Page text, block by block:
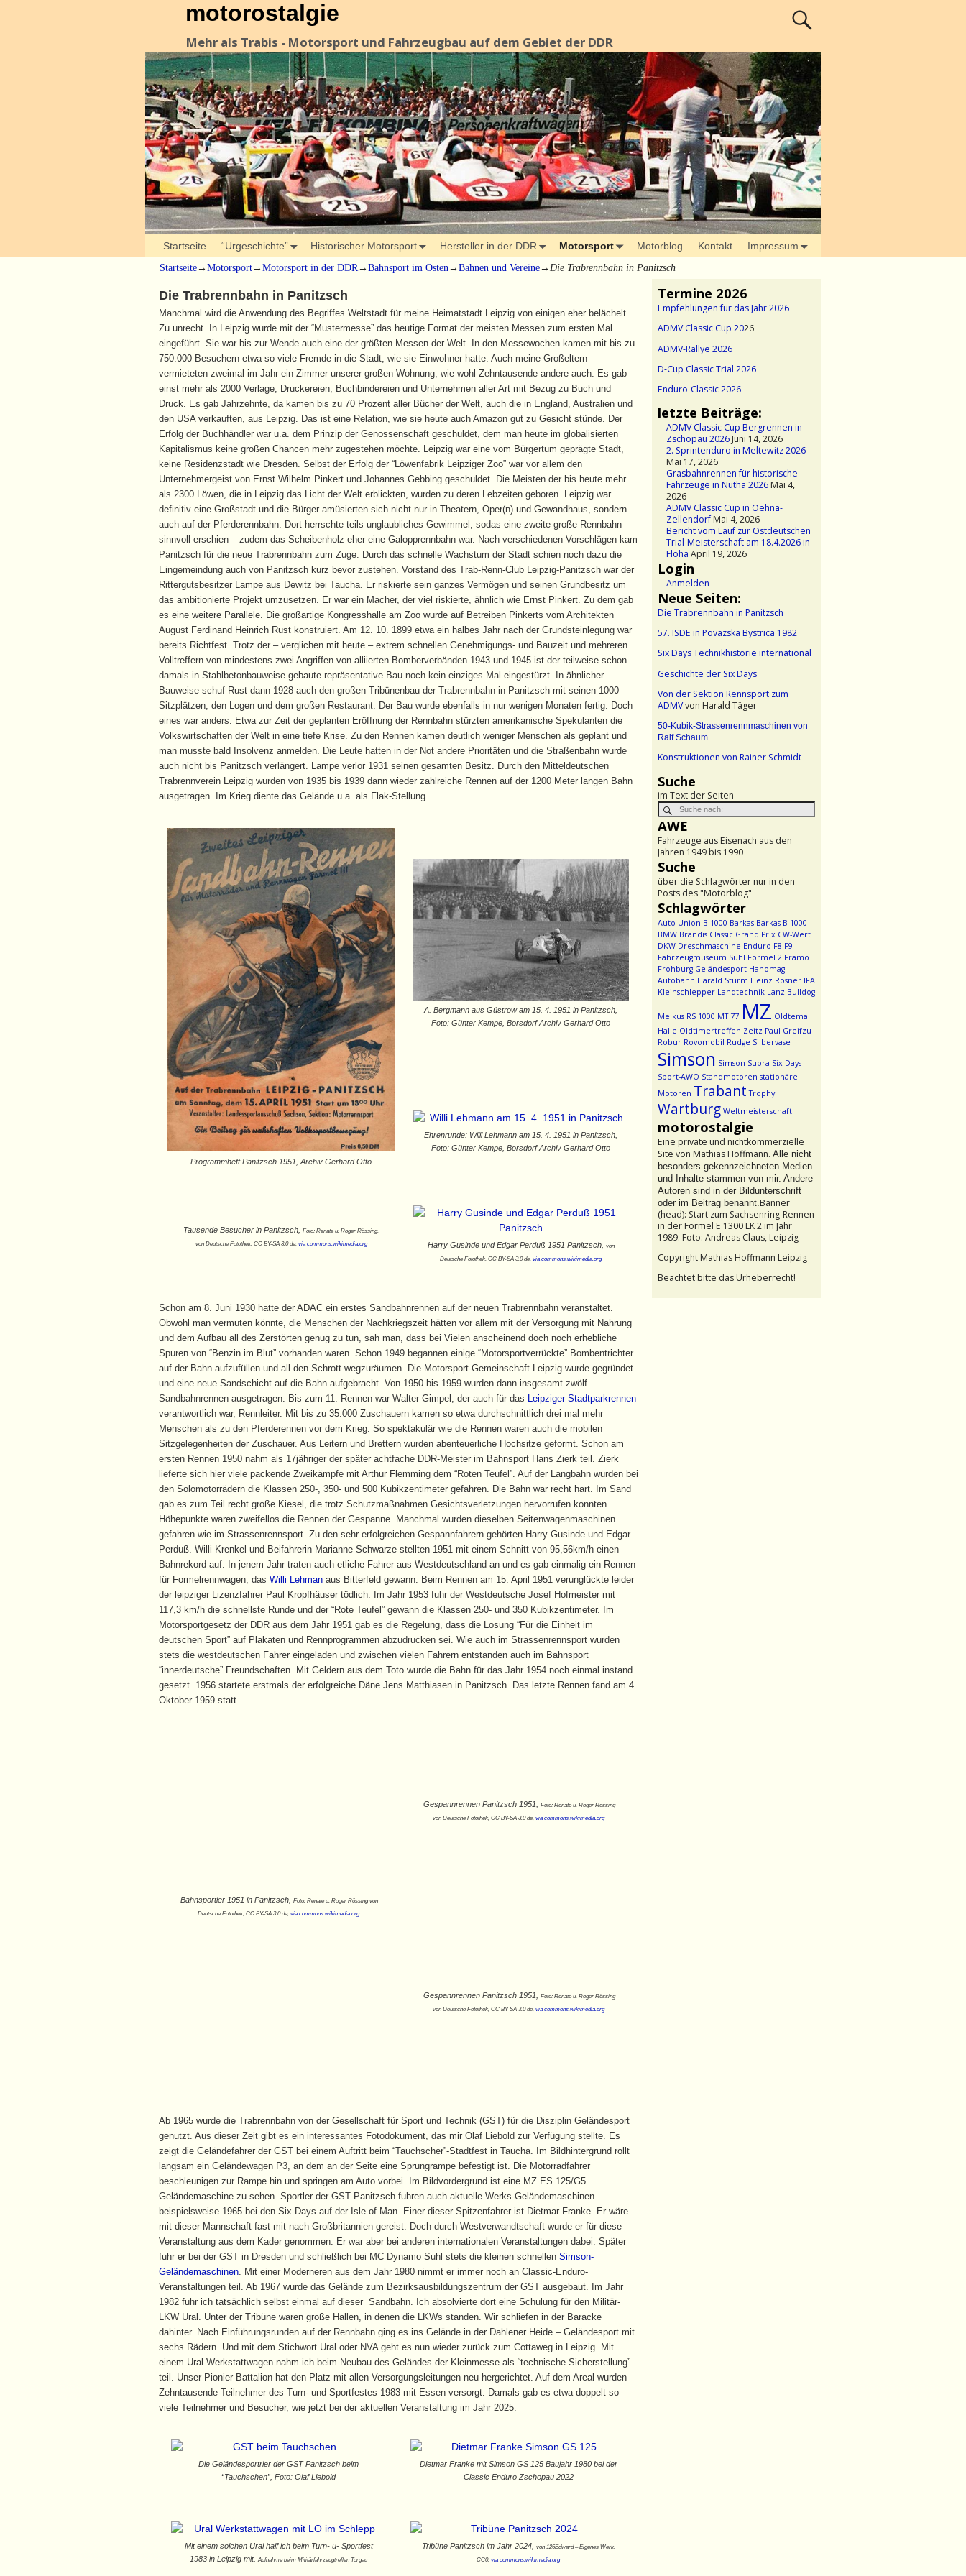
motorostalgie
Mehr als Trabis - Motorsport und Fahrzeugbau auf dem Gebiet der DDR
Startseite “Urgeschichte” Historischer Motorsport Hersteller in der DDR Motorsport Motorblog Kontakt Impressum
Startseite→ Motorsport→ Motorsport in der DDR→ Bahnsport im Osten→ Bahnen und Vereine→ Die Trabrennbahn in Panitzsch
Die Trabrennbahn in Panitzsch
Manchmal wird die Anwendung des Begriffes Weltstadt für meine Heimatstadt Leipzig von einigen eher belächelt.
Zu unrecht. In Leipzig wurde mit der “Mustermesse” das heutige Format der meisten Messen zum ersten Mal
eingeführt. Sie war bis zur Wende auch eine der größten Messen der Welt. In den Messewochen kamen mit bis zu
750.000 Besuchern etwa so viele Fremde in die Stadt, wie sie Einwohner hatte. Auch meine Großeltern
vermieteten zweimal im Jahr ein Zimmer unserer großen Wohnung, wie wohl Zehntausende andere auch. Es gab
einst mehr als 2000 Verlage, Druckereien, Buchbindereien und Unternehmen aller Art mit Bezug zu Buch und
Druck. Es gab Jahrzehnte, da kamen bis zu 70 Prozent aller Bücher der Welt, auch die in England, Australien und
den USA verkauften, aus Leipzig. Das ist eine Relation, wie sie heute auch Amazon gut zu Gesicht stünde. Der
Erfolg der Buchhändler war u.a. dem Prinzip der Genossenschaft geschuldet, dem man heute im globalisierten
Kapitalismus keine großen Chancen mehr zugestehen möchte. Leipzig war eine vom Bürgertum geprägte Stadt,
keine Residenzstadt wie Dresden. Selbst der Erfolg der “Löwenfabrik Leipziger Zoo” war vor allem den
Unternehmergeist von Ernst Wilhelm Pinkert und Johannes Gebbing geschuldet. Die Meisten der bis heute mehr
als 2300 Löwen, die in Leipzig das Licht der Welt erblickten, wurden zu deren Lebzeiten geboren. Leipzig war
definitiv eine Großstadt und die Bürger amüsierten sich nicht nur in Theatern, Oper(n) und Gewandhaus, sondern
auch auf der Pferderennbahn. Dort herrschte teils unglaubliches Gewimmel, sodas eine zweite große Rennbahn
sinnvoll erschien – zudem das Scheibenholz eher eine Galopprennbahn war. Nach verschiedenen Vorschlägen kam
Panitzsch für die neue Trabrennbahn zum Zuge. Durch das schnelle Wachstum der Stadt schien noch dazu die
Eingemeindung auch von Panitzsch kurz bevor zustehen. Vorstand des Trab-Renn-Club Leipzig-Panitzsch war der
Rittergutsbesitzer Lampe aus Dewitz bei Taucha. Er riskierte sein ganzes Vermögen und seinen Grundbesitz um
das ambitionierte Projekt umzusetzen. Er war ein Macher, der viel riskierte, ähnlich wie Ernst Pinkert. Zu dem gab
es eine weitere Parallele. Die großartige Kongresshalle am Zoo wurde auf Betreiben Pinkerts vom Architekten
August Ferdinand Heinrich Rust konstruiert. Am 12. 10. 1899 etwa ein halbes Jahr nach der Grundsteinlegung war
bereits Richtfest. Trotz der – verglichen mit heute – extrem schnellen Genehmigungs- und Bauzeit und mehreren
Volltreffern von mindestens zwei Angriffen von alliierten Bomberverbänden 1943 und 1945 ist der teilweise schon
damals in Stahlbetonbauweise gebaute repräsentative Bau noch kein einziges Mal eingestürzt. In ähnlicher
Bauweise schuf Rust dann 1928 auch den großen Tribünenbau der Trabrennbahn in Panitzsch mit seinen 1000
Sitzplätzen, den Logen und dem großen Restaurant. Der Bau wurde ebenfalls in nur wenigen Monaten fertig. Doch
eines war anders. Etwa zur Zeit der geplanten Eröffnung der Rennbahn stürzten amerikanische Spekulanten die
Volkswirtschaften der Welt in eine tiefe Krise. Zu den Rennen kamen deutlich weniger Menschen als geplant und
man musste bald Insolvenz anmelden. Die Leute hatten in der Not andere Prioritäten und die Straßenbahn wurde
auch nicht bis Panitzsch verlängert. Lampe verlor 1931 seinen gesamten Besitz. Durch den Mitteldeutschen
Trabrennverein Leipzig wurden von 1935 bis 1939 dann wieder zahlreiche Rennen auf der 1200 Meter langen Bahn
ausgetragen. Im Krieg diente das Gelände u.a. als Flak-Stellung.
Programmheft Panitzsch 1951, Archiv Gerhard Otto
A. Bergmann aus Güstrow am 15. 4. 1951 in Panitzsch,
Foto: Günter Kempe, Borsdorf Archiv Gerhard Otto
Ehrenrunde: Willi Lehmann am 15. 4. 1951 in Panitzsch,
Foto: Günter Kempe, Borsdorf Archiv Gerhard Otto
Tausende Besucher in Panitzsch,Foto: Renate u. Roger Rössing,
von Deutsche Fotothek‎, CC BY-SA 3.0 de, via commons.wikimedia.org Harry Gusinde und Edgar Perduß 1951 Panitzsch,
von
Deutsche Fotothek‎, CC BY-SA 3.0 de,via commons.wikimedia.org
Schon am 8. Juni 1930 hatte der ADAC ein erstes Sandbahnrennen auf der neuen Trabrennbahn veranstaltet.
Obwohl man vermuten könnte, die Menschen der Nachkriegszeit hätten vor allem mit der Versorgung mit Nahrung
und dem Aufbau all des Zerstörten genug zu tun, sah man, dass bei Vielen anscheinend doch noch erhebliche
Spuren von “Benzin im Blut” vorhanden waren. Schon 1949 begannen einige “Motorsportverrückte” Bombentrichter
auf der Bahn aufzufüllen und all den Schrott wegzuräumen. Die Motorsport-Gemeinschaft Leipzig wurde gegründet
und eine neue Sandschicht auf die Bahn aufgebracht. Von 1950 bis 1959 wurden dann insgesamt zwölf
Sandbahnrennen ausgetragen. Bis zum 11. Rennen war Walter Gimpel, der auch für das Leipziger Stadtparkrennen
verantwortlich war, Rennleiter. Mit bis zu 35.000 Zuschauern kamen so etwa durchschnittlich drei mal mehr
Menschen als zu den Pferderennen vor dem Krieg. So spektakulär wie die Rennen waren auch die mobilen
Sitzgelegenheiten der Zuschauer. Aus Leitern und Brettern wurden abenteuerliche Hochsitze geformt. Schon am
ersten Rennen 1950 nahm als 17jähriger der später achtfache DDR-Meister im Bahnsport Hans Zierk teil. Zierk
lieferte sich hier viele packende Zweikämpfe mit Arthur Flemming dem “Roten Teufel”. Auf der Langbahn wurden bei
den Solomotorrädern die Klassen 250-, 350- und 500 Kubikzentimeter gefahren. Die Bahn war recht hart. Im Sand
gab es zum Teil recht große Kiesel, die trotz Schutzmaßnahmen Gesichtsverletzungen hervorrufen konnten.
Höhepunkte waren zweifellos die Rennen der Gespanne. Manchmal wurden dieselben Seitenwagenmaschinen
gefahren wie im Strassenrennsport. Zu den sehr erfolgreichen Gespannfahrern gehörten Harry Gusinde und Edgar
Perduß. Willi Krenkel und Beifahrerin Marianne Schwarze stellten 1951 mit einem Schnitt von 95,56km/h einen
Bahnrekord auf. In jenem Jahr traten auch etliche Fahrer aus Westdeutschland an und es gab einmalig ein Rennen
für Formelrennwagen, das Willi Lehmanaus Bitterfeld gewann. Beim Rennen am 15. April 1951 verunglückte leider
der leipziger Lizenzfahrer Paul Kropfhäuser tödlich. Im Jahr 1953 fuhr der Westdeutsche Josef Hofmeister mit
117,3 km/h die schnellste Runde und der “Rote Teufel” gewann die Klassen 250- und 350 Kubikzentimeter. Im
Motorsportgesetz der DDR aus dem Jahr 1951 gab es die Regelung, dass die Losung “Für die Einheit im
deutschen Sport” auf Plakaten und Rennprogrammen abzudrucken sei. Wie auch im Strassenrennsport wurden
stets die westdeutschen Fahrer eingeladen und zwischen vielen Fahrern entstanden auch im Bahnsport
“innerdeutsche” Freundschaften. Mit Geldern aus dem Toto wurde die Bahn für das Jahr 1954 noch einmal instand
gesetzt. 1956 startete erstmals der erfolgreiche Däne Jens Matthiasen in Panitzsch. Das letzte Rennen fand am 4.
Oktober 1959 statt.
Bahnsportler 1951 in Panitzsch,Foto: Renate u. Roger Rössing von
Deutsche Fotothek‎, CC BY-SA 3.0 de,via commons.wikimedia.org
Gespannrennen Panitzsch 1951,
Foto: Renate u. Roger Rössing
von Deutsche Fotothek‎, CC BY-SA 3.0 de, via commons.wikimedia.org
Gespannrennen Panitzsch 1951,
Foto: Renate u. Roger Rössing
von Deutsche Fotothek‎, CC BY-SA 3.0 de, via commons.wikimedia.org
Ab 1965 wurde die Trabrennbahn von der Gesellschaft für Sport und Technik (GST) für die Disziplin Geländesport
genutzt. Aus dieser Zeit gibt es ein interessantes Fotodokument, das mir Olaf Liebold zur Verfügung stellte. Es
zeigt die Geländefahrer der GST bei einem Auftritt beim “Tauchscher”-Stadtfest in Taucha. Im Bildhintergrund rollt
langsam ein Geländewagen P3, an dem an der Seite eine Sprungrampe befestigt ist. Die Motorradfahrer
beschleunigen zur Rampe hin und springen am Auto vorbei. Im Bildvordergrund ist eine MZ ES 125/G5
Geländemaschine zu sehen. Sportler der GST Panitzsch fuhren auch aktuelle Werks-Geländemaschinen
beispielsweise 1965 bei den Six Days auf der Isle of Man. Einer dieser Spitzenfahrer ist Dietmar Franke. Er wäre
mit dieser Mannschaft fast mit nach Großbritannien gereist. Doch durch Westverwandtschaft wurde er für diese
Veranstaltung aus dem Kader genommen. Er war aber bei anderen internationalen Veranstaltungen dabei. Später
fuhr er bei der GST in Dresden und schließlich bei MC Dynamo Suhl stets die kleinen schnellen Simson-
Geländemaschinen. Mit einer Moderneren aus dem Jahr 1980 nimmt er immer noch an Classic-Enduro-
Veranstaltungen teil. Ab 1967 wurde das Gelände zum Bezirksausbildungszentrum der GST ausgebaut. Im Jahr
1982 fuhr ich tatsächlich selbst einmal auf dieser Sandbahn. Ich absolvierte dort eine Schulung für den Militär-
LKW Ural. Unter der Tribüne waren große Hallen, in denen die LKWs standen. Wir schliefen in der Baracke
dahinter. Nach Einführungsrunden auf der Rennbahn ging es ins Gelände in der Dahlener Heide – Geländesport mit
sechs Rädern. Und mit dem Stichwort Ural oder NVA geht es nun wieder zurück zum Cottaweg in Leipzig. Mit
einem Ural-Werkstattwagen nahm ich beim Neubau des Geländes der Kleinmesse als “technische Sicherstellung”
teil. Unser Pionier-Battalion hat den Platz mit allen Versorgungsleitungen neu hergerichtet. Auf dem Areal wurden
Zehntausende Teilnehmer des Turn- und Sportfestes 1983 mit Essen versorgt. Damals gab es etwa doppelt so
viele Teilnehmer und Besucher, wie jetzt bei der aktuellen Veranstaltung im Jahr 2025.
Die Geländesportrler der GST Panitzsch beim
“Tauchschen”, Foto: Olaf Liebold
Dietmar Franke mit Simson GS 125 Baujahr 1980 bei der
Classic Enduro Zschopau 2022
Mit einem solchen Ural half ich beim Turn- u- Sportfest
1983 in Leipzig mit.Aufnahme beim Militärfahrzeugtreffen Torgau
Tribüne Panitzsch im Jahr 2024,
von 126Edward – Eigenes Werk,
CC0,via commons.wikimedia.org
Termine 2026
Empfehlungen für das Jahr 2026
ADMV Classic Cup 2026
ADMV-Rallye 2026
D-Cup Classic Trial 2026
Enduro-Classic 2026
letzte Beiträge:
ADMV Classic Cup Bergrennen in
Zschopau 2026Juni 14, 2026
2. Sprintenduro in Meltewitz 2026
Mai 17, 2026
Grasbahnrennen für historische
Fahrzeuge in Nutha 2026Mai 4,
2026
ADMV Classic Cup in Oehna-
ZellendorfMai 4, 2026
Bericht vom Lauf zur Ostdeutschen
Trial-Meisterschaft am 18.4.2026 in
Flöha April 19, 2026
Login
Anmelden
Neue Seiten:
Die Trabrennbahn in Panitzsch
57. ISDE in Povazska Bystrica 1982
Six Days Technikhistorie international
Geschichte der Six Days
Von der Sektion Rennsport zum
ADMVvon Harald Täger
50-Kubik-Strassenrennmaschinen von
Ralf Schaum
Konstruktionen von Rainer Schmidt
Suche
im Text der Seiten
AWE
Fahrzeuge aus Eisenach aus den
Jahren 1949 bis 1990
Suche
über die Schlagwörter nur in den
Posts des "Motorblog"
Schlagwörter
Auto Union B 1000 Barkas Barkas B 1000
BMW Brandis Classic Grand Prix CW-Wert
DKW Dreschmaschine Enduro F8 F9
Fahrzeugmuseum Suhl Formel 2 Framo
Frohburg Geländesport Hanomag
Autobahn Harald Sturm Heinz Rosner IFA
Kleinschlepper Landtechnik Lanz Bulldog
Melkus RS 1000 MT 77 MZ Oldtema
Halle Oldtimertreffen Zeitz Paul Greifzu
Robur Rovomobil Rudge Silbervase
Simson Simson Supra Six Days
Sport-AWO Standmotoren stationäre
Motoren Trabant Trophy
Wartburg Weltmeisterschaft
motorostalgie
Eine private und nichtkommerzielle
Site von Mathias Hoffmann. Alle nicht
besonders gekennzeichneten Medien
und Inhalte stammen von mir. Andere
Autoren sind in der Bildunterschrift
oder im Beitrag benannt. Banner
(head): Start zum Sachsenring-Rennen
in der Formel E 1300 LK 2 im Jahr
1989. Foto: Andreas Claus, Leipzig
Copyright Mathias Hoffmann Leipzig
Beachtet bitte das Urheberrecht!